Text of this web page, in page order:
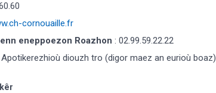
cornouaille.fr
eneppoezon Roazhon : 02.99.59.22.22
diouzh tro (digor maez an eurioù boaz)